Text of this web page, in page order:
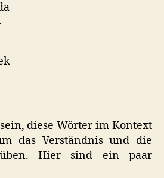
diese Wörter im Kontext
das Verständnis und die
Hier sind ein paar